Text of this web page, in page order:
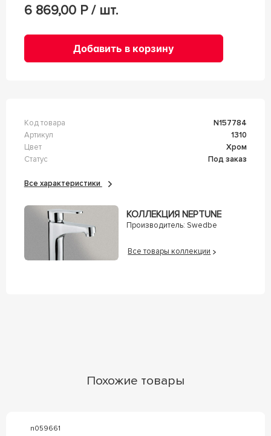
6 869,00 Р / шт.
Добавить в корзину
Код товара
n157784
Артикул
1310
Цвет
Хром
Статус
Под заказ
Все характеристики
КОЛЛЕКЦИЯ NEPTUNE
Производитель: Swedbe
Все товары коллекции
Похожие товары
n059661